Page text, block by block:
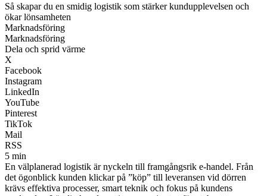
Så skapar du en smidig logistik som stärker kundupplevelsen och
ökar lönsamheten
Marknadsföring
Marknadsföring
Dela och sprid värme
X
Facebook
Instagram
LinkedIn
YouTube
Pinterest
TikTok
Mail
RSS
5 min
En välplanerad logistik är nyckeln till framgångsrik e-handel. Från
det ögonblick kunden klickar på ”köp” till leveransen vid dörren
krävs effektiva processer, smart teknik och fokus på kundens